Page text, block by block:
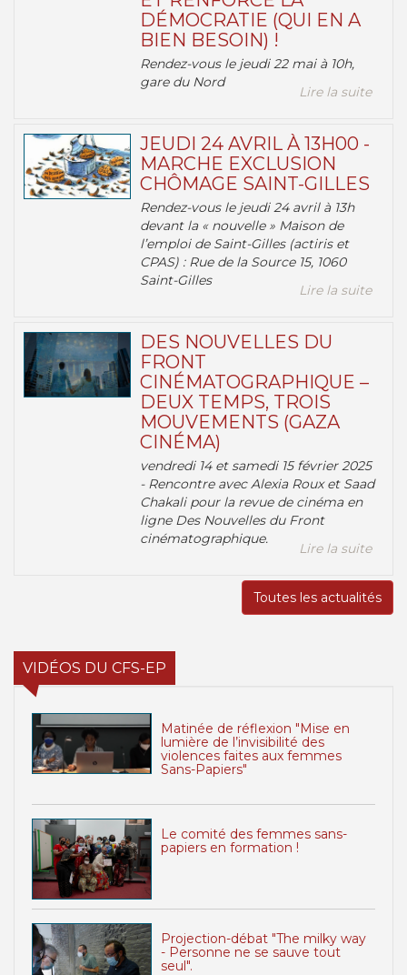
DÉMOCRATIE (QUI EN A
BIEN BESOIN) !
Rendez-vous le jeudi 22 mai à 10h,
gare du Nord
Lire la suite
JEUDI 24 AVRIL À 13H00 -
MARCHE EXCLUSION
CHÔMAGE SAINT-GILLES
Rendez-vous le jeudi 24 avril à 13h
devant la « nouvelle » Maison de
l’emploi de Saint-Gilles (actiris et
CPAS) : Rue de la Source 15, 1060
Saint-Gilles
Lire la suite
DES NOUVELLES DU
FRONT
CINÉMATOGRAPHIQUE –
DEUX TEMPS, TROIS
MOUVEMENTS (GAZA
CINÉMA)
vendredi 14 et samedi 15 février 2025
- Rencontre avec Alexia Roux et Saad
Chakali pour la revue de cinéma en
ligne Des Nouvelles du Front
cinématographique.
Lire la suite
Toutes les actualités
VIDÉOS DU CFS-EP
Matinée de réflexion "Mise en
lumière de l’invisibilité des
violences faites aux femmes
Sans-Papiers"
Le comité des femmes sans-
papiers en formation !
Projection-débat "The milky way
- Personne ne se sauve tout
seul".